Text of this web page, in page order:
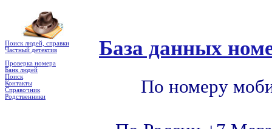
Поиск людей, справки
Частный детектив
Проверка номера
Банк людей
Поиск
Контакты
Справочник
Родственники
База данных
По номеру